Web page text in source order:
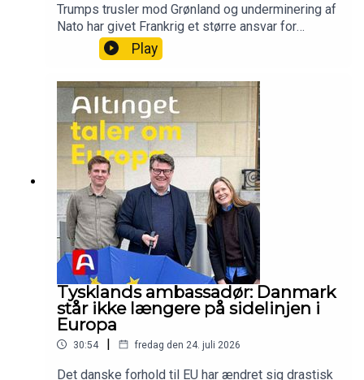
Trumps trusler mod Grønland og underminering af
Nato har givet Frankrig et større ansvar for
Europas sikkerhed og en tættere alliance med
Danmark. Det siger den franske ambassadør,
under Folkemødet.Vært og tilrettelægger:
Thomas Lauritzen, Altingets Europa-
analytikerGæst: Christophe Parisot, Frankrigs
ambassadør I DanmarkProducer: Camille Marie
Guerry, podcastassistent
Play
Tysklands ambassadør: Danmark
står ikke længere på sidelinjen i
Europa
30:54 | fredag den 24. juli 2026
Det danske forhold til EU har ændret sig drastisk